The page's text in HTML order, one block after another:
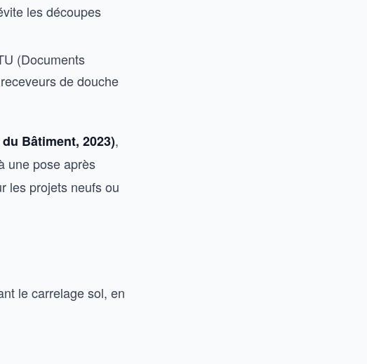
les découpes
(Documents
de douche
Bâtiment, 2023),
une pose après
les projets neufs ou
le carrelage sol, en